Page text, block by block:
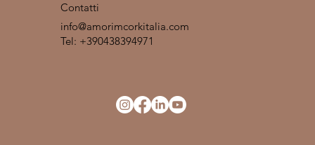
Contatti
info@amorimcorkitalia.com
Tel: +390438394971